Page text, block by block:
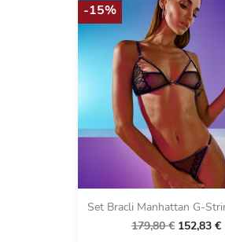
Set Bracli Manhattan G-
179,80 € 152,83 €
-15%